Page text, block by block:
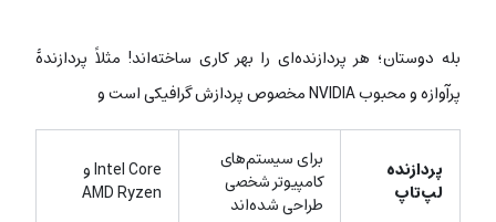
بله دوستان؛ هر پردازنده‌ای را بهر کاری ساخته‌اند! مثلاً پردازندۀ
پرآوازه و محبوب NVIDIA مخصوص پردازش گرافیکی است و
پردازنده
لپ‌تاپ
برای سیستم‌های
کامپیوتر شخصی
طراحی شده‌اند
Intel Core و
AMD Ryzen